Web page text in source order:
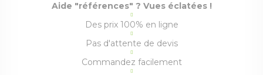
Aide "références" ? Vues éclatées !
Des prix 100% en ligne
Pas d'attente de devis
Commandez facilement